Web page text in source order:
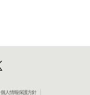
個人情報保護方針